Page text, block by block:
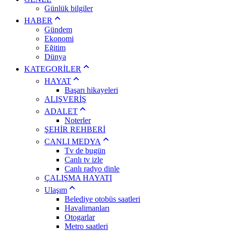
Günlük bilgiler
HABER
Gündem
Ekonomi
Eğitim
Dünya
KATEGORİLER
HAYAT
Başarı hikayeleri
ALIŞVERİŞ
ADALET
Noterler
ŞEHİR REHBERİ
CANLI MEDYA
Tv de bugün
Canlı tv izle
Canlı radyo dinle
ÇALIŞMA HAYATI
Ulaşım
Belediye otobüs saatleri
Havalimanları
Otogarlar
Metro saatleri